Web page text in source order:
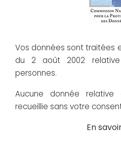
Vos données sont traitées
du 2 août 2002
personnes.
Aucune donnée
recueillie sans votre
En